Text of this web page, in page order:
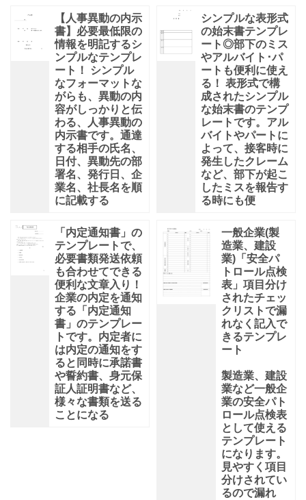
【人事異動の内示
書】必要最低限の
情報を明記するシ
ンプルなテンプレ
ート！ シンプル
なフォーマットな
がらも、異動の内
容がしっかりと伝
わる、人事異動の
内示書です。通達
する相手の氏名、
日付、異動先の部
署名、発行日、企
業名、社長名を順
に記載する
シンプルな表形式
の始末書テンプレ
ート◎部下のミス
やアルバイト･パ
ートも便利に使え
る！ 表形式で構
成されたシンプル
な始末書のテンプ
レートです。アル
バイトやパートに
よって、接客時に
発生したクレーム
など、部下が起こ
したミスを報告す
る時にも便
「内定通知書」の
テンプレートで、
必要書類発送依頼
も合わせてできる
便利な文章入り！
企業の内定を通知
する「内定通知
書」のテンプレー
トです。内定者に
は内定の通知をす
ると同時に承諾書
や誓約書、身元保
証人証明書など、
様々な書類を送る
ことになる
一般企業(製
造業、建設
業)「安全パ
トロール点検
表」項目分け
されたチェッ
クリストで漏
れなく記入で
きるテンプレ
ート
製造業、建設
業など一般企
業の安全パト
ロール点検表
として使える
テンプレート
になります。
見やすく項目
分けされてい
るので漏れ